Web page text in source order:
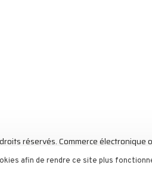
réservés. Commerce électronique
afin de rendre ce site plus